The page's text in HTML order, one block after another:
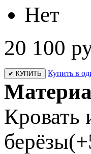
Нет
20 100
✔ КУПИТЬ Купить в
Кровать